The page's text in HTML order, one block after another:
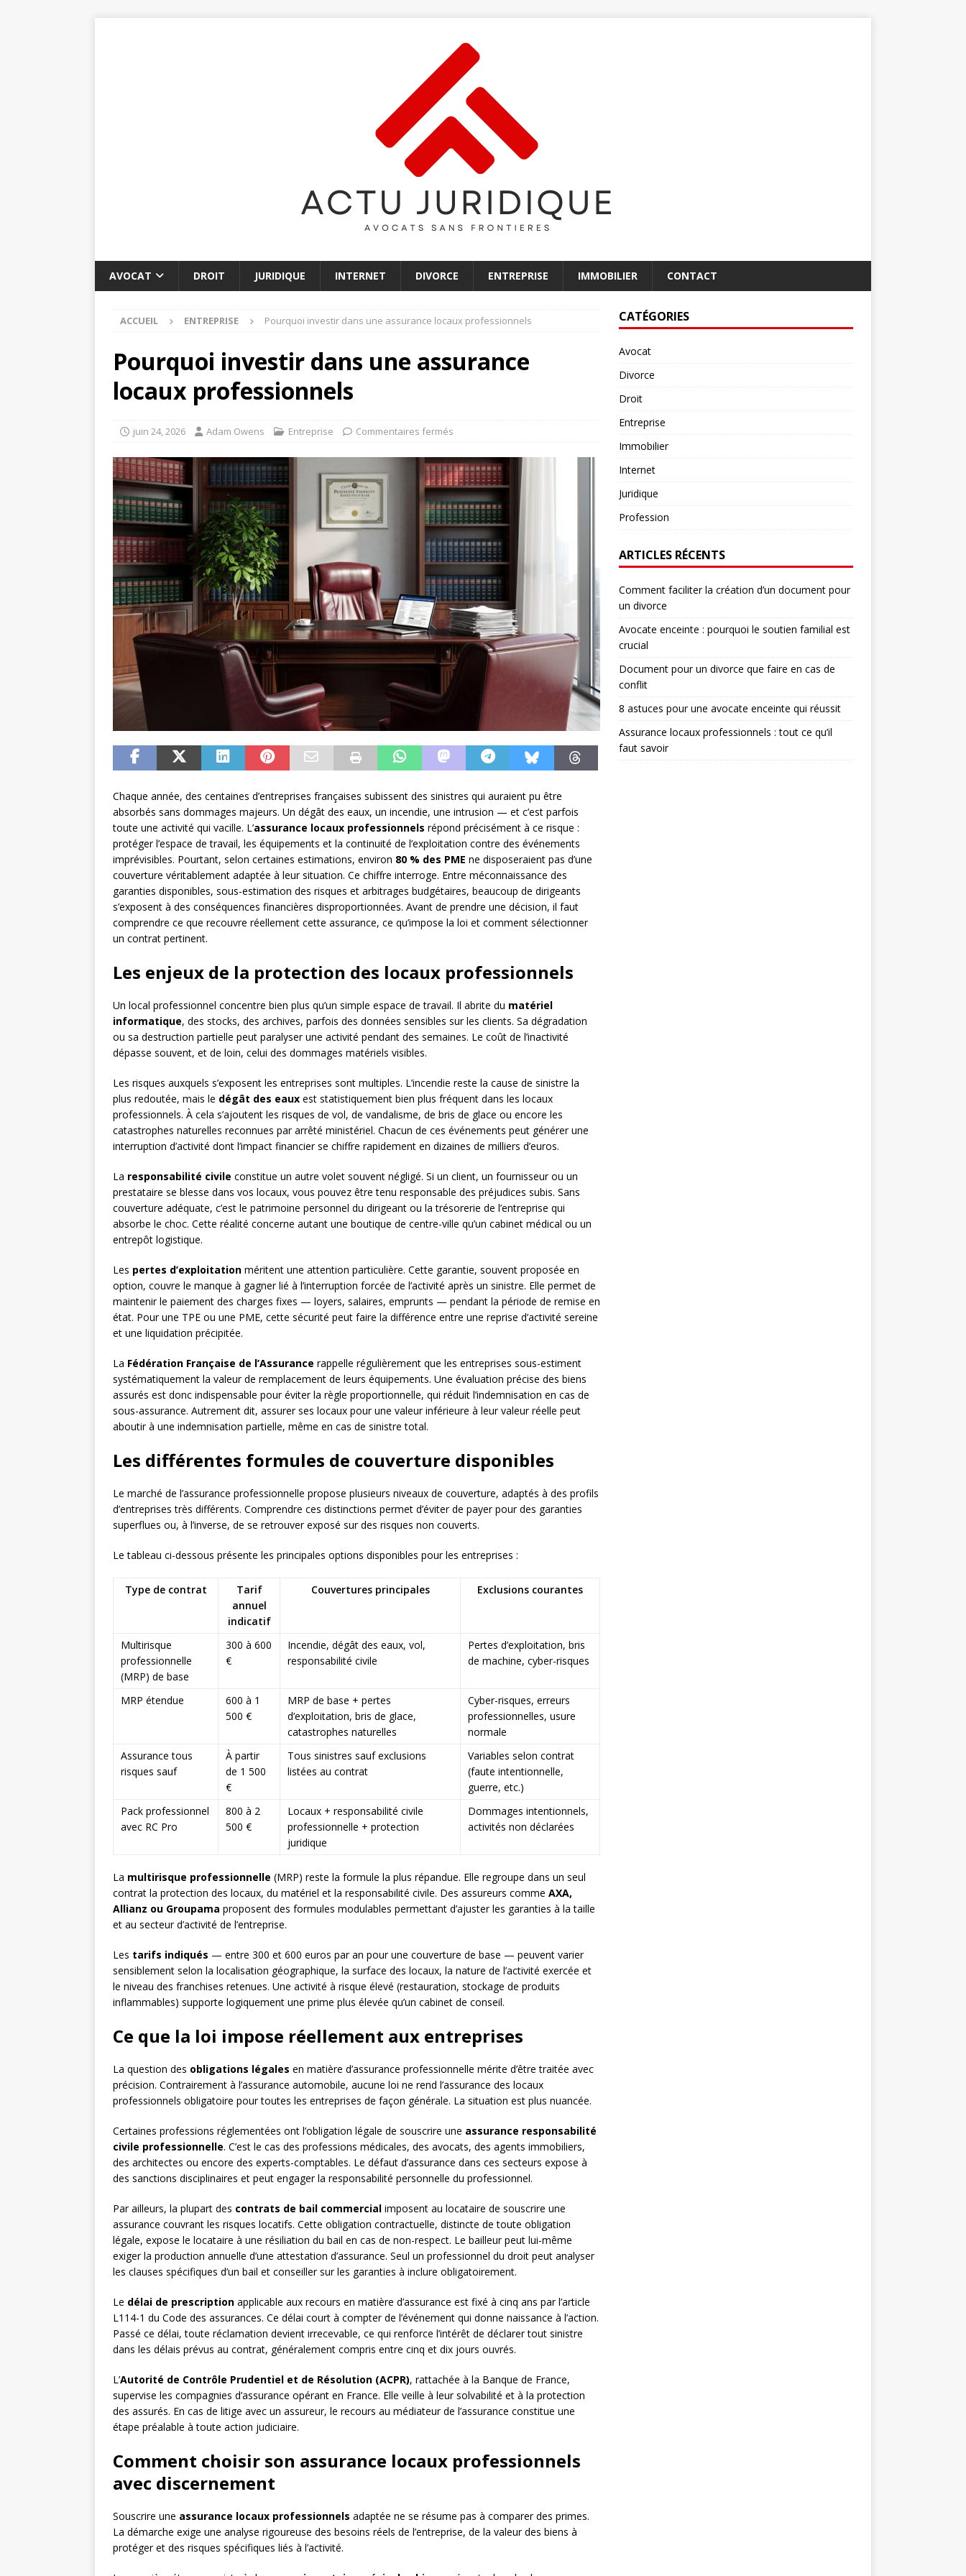
AVOCAT DROIT JURIDIQUE INTERNET DIVORCE ENTREPRISE IMMOBILIER CONTACT
ACCUEIL ENTREPRISE Pourquoi investir dans une assurance locaux professionnels
Pourquoi investir dans une assurance
locaux professionnels
juin 24, 2026 Adam Owens Entreprise Commentaires fermés
Chaque année, des centaines d’entreprises françaises subissent des sinistres qui auraient pu être
absorbés sans dommages majeurs. Un dégât des eaux, un incendie, une intrusion — et c’est parfois
toute une activité qui vacille. L’assurance locaux professionnels répond précisément à ce risque :
protéger l’espace de travail, les équipements et la continuité de l’exploitation contre des événements
imprévisibles. Pourtant, selon certaines estimations, environ 80 % des PME ne disposeraient pas d’une
couverture véritablement adaptée à leur situation. Ce chiffre interroge. Entre méconnaissance des
garanties disponibles, sous-estimation des risques et arbitrages budgétaires, beaucoup de dirigeants
s’exposent à des conséquences financières disproportionnées. Avant de prendre une décision, il faut
comprendre ce que recouvre réellement cette assurance, ce qu’impose la loi et comment sélectionner
un contrat pertinent.
Les enjeux de la protection des locaux professionnels
Un local professionnel concentre bien plus qu’un simple espace de travail. Il abrite du matériel
informatique, des stocks, des archives, parfois des données sensibles sur les clients. Sa dégradation
ou sa destruction partielle peut paralyser une activité pendant des semaines. Le coût de l’inactivité
dépasse souvent, et de loin, celui des dommages matériels visibles.
Les risques auxquels s’exposent les entreprises sont multiples. L’incendie reste la cause de sinistre la
plus redoutée, mais le dégât des eaux est statistiquement bien plus fréquent dans les locaux
professionnels. À cela s’ajoutent les risques de vol, de vandalisme, de bris de glace ou encore les
catastrophes naturelles reconnues par arrêté ministériel. Chacun de ces événements peut générer une
interruption d’activité dont l’impact financier se chiffre rapidement en dizaines de milliers d’euros.
La responsabilité civile constitue un autre volet souvent négligé. Si un client, un fournisseur ou un
prestataire se blesse dans vos locaux, vous pouvez être tenu responsable des préjudices subis. Sans
couverture adéquate, c’est le patrimoine personnel du dirigeant ou la trésorerie de l’entreprise qui
absorbe le choc. Cette réalité concerne autant une boutique de centre-ville qu’un cabinet médical ou un
entrepôt logistique.
Les pertes d’exploitation méritent une attention particulière. Cette garantie, souvent proposée en
option, couvre le manque à gagner lié à l’interruption forcée de l’activité après un sinistre. Elle permet de
maintenir le paiement des charges fixes — loyers, salaires, emprunts — pendant la période de remise en
état. Pour une TPE ou une PME, cette sécurité peut faire la différence entre une reprise d’activité sereine
et une liquidation précipitée.
La Fédération Française de l’Assurance rappelle régulièrement que les entreprises sous-estiment
systématiquement la valeur de remplacement de leurs équipements. Une évaluation précise des biens
assurés est donc indispensable pour éviter la règle proportionnelle, qui réduit l’indemnisation en cas de
sous-assurance. Autrement dit, assurer ses locaux pour une valeur inférieure à leur valeur réelle peut
aboutir à une indemnisation partielle, même en cas de sinistre total.
Les différentes formules de couverture disponibles
Le marché de l’assurance professionnelle propose plusieurs niveaux de couverture, adaptés à des profils
d’entreprises très différents. Comprendre ces distinctions permet d’éviter de payer pour des garanties
superflues ou, à l’inverse, de se retrouver exposé sur des risques non couverts.
Le tableau ci-dessous présente les principales options disponibles pour les entreprises :
Type de contrat
Tarif
annuel
indicatif
Couvertures principales Exclusions courantes
Multirisque
professionnelle
(MRP) de base
300 à 600
€
Incendie, dégât des eaux, vol,
responsabilité civile
Pertes d’exploitation, bris
de machine, cyber-risques
MRP étendue
600 à 1
500 €
MRP de base + pertes
d’exploitation, bris de glace,
catastrophes naturelles
Cyber-risques, erreurs
professionnelles, usure
normale
Assurance tous
risques sauf
À partir
de 1 500
€
Tous sinistres sauf exclusions
listées au contrat
Variables selon contrat
(faute intentionnelle,
guerre, etc.)
Pack professionnel
avec RC Pro
800 à 2
500 €
Locaux + responsabilité civile
professionnelle + protection
juridique
Dommages intentionnels,
activités non déclarées
La multirisque professionnelle (MRP) reste la formule la plus répandue. Elle regroupe dans un seul
contrat la protection des locaux, du matériel et la responsabilité civile. Des assureurs comme AXA,
Allianz ou Groupama proposent des formules modulables permettant d’ajuster les garanties à la taille
et au secteur d’activité de l’entreprise.
Les tarifs indiqués — entre 300 et 600 euros par an pour une couverture de base — peuvent varier
sensiblement selon la localisation géographique, la surface des locaux, la nature de l’activité exercée et
le niveau des franchises retenues. Une activité à risque élevé (restauration, stockage de produits
inflammables) supporte logiquement une prime plus élevée qu’un cabinet de conseil.
Ce que la loi impose réellement aux entreprises
La question des obligations légales en matière d’assurance professionnelle mérite d’être traitée avec
précision. Contrairement à l’assurance automobile, aucune loi ne rend l’assurance des locaux
professionnels obligatoire pour toutes les entreprises de façon générale. La situation est plus nuancée.
Certaines professions réglementées ont l’obligation légale de souscrire une assurance responsabilité
civile professionnelle. C’est le cas des professions médicales, des avocats, des agents immobiliers,
des architectes ou encore des experts-comptables. Le défaut d’assurance dans ces secteurs expose à
des sanctions disciplinaires et peut engager la responsabilité personnelle du professionnel.
Par ailleurs, la plupart des contrats de bail commercial imposent au locataire de souscrire une
assurance couvrant les risques locatifs. Cette obligation contractuelle, distincte de toute obligation
légale, expose le locataire à une résiliation du bail en cas de non-respect. Le bailleur peut lui-même
exiger la production annuelle d’une attestation d’assurance. Seul un professionnel du droit peut analyser
les clauses spécifiques d’un bail et conseiller sur les garanties à inclure obligatoirement.
Le délai de prescription applicable aux recours en matière d’assurance est fixé à cinq ans par l’article
L114-1 du Code des assurances. Ce délai court à compter de l’événement qui donne naissance à l’action.
Passé ce délai, toute réclamation devient irrecevable, ce qui renforce l’intérêt de déclarer tout sinistre
dans les délais prévus au contrat, généralement compris entre cinq et dix jours ouvrés.
L’Autorité de Contrôle Prudentiel et de Résolution (ACPR), rattachée à la Banque de France,
supervise les compagnies d’assurance opérant en France. Elle veille à leur solvabilité et à la protection
des assurés. En cas de litige avec un assureur, le recours au médiateur de l’assurance constitue une
étape préalable à toute action judiciaire.
Comment choisir son assurance locaux professionnels
avec discernement
Souscrire une assurance locaux professionnels adaptée ne se résume pas à comparer des primes.
La démarche exige une analyse rigoureuse des besoins réels de l’entreprise, de la valeur des biens à
protéger et des risques spécifiques liés à l’activité.
CATÉGORIES
Avocat
Divorce
Droit
Entreprise
Immobilier
Internet
Juridique
Profession
ARTICLES RÉCENTS
Comment faciliter la création d’un document pour
un divorce
Avocate enceinte : pourquoi le soutien familial est
crucial
Document pour un divorce que faire en cas de
conflit
8 astuces pour une avocate enceinte qui réussit
Assurance locaux professionnels : tout ce qu’il
faut savoir